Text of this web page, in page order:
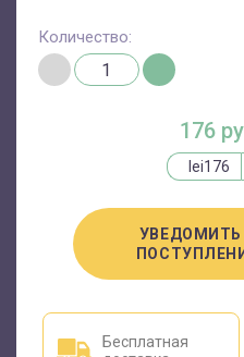
176
lei176
УВЕДОМИТЬ
Количество:
Бесплатная